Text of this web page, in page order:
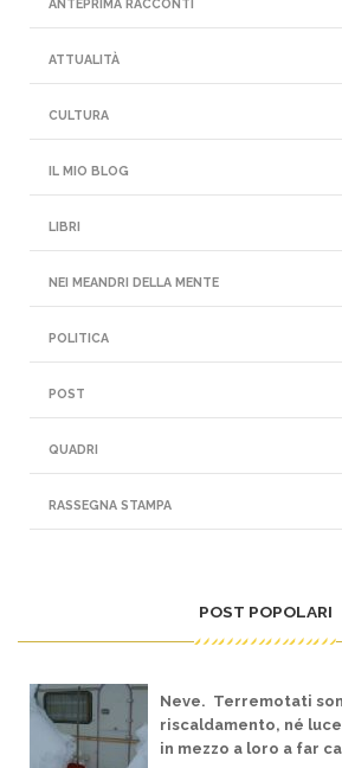
ANTEPRIMA RACCONTI
ATTUALITÀ
CULTURA
IL MIO BLOG
LIBRI
NEI MEANDRI DELLA MENTE
POLITICA
POST
QUADRI
RASSEGNA STAMPA
POST POPOLARI
Neve. Terremotati
riscaldamento, né
in mezzo a loro a far